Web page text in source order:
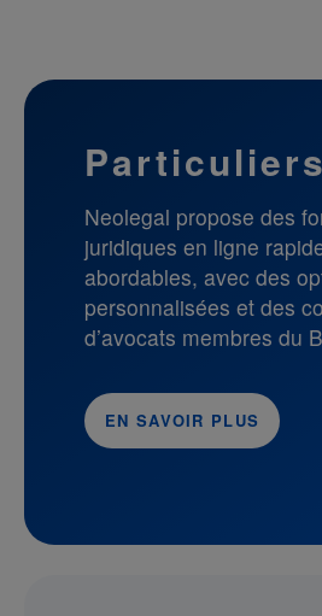
Particuliers
Neolegal propose des
juridiques en ligne
abordables, avec des
personnalisées et des
d’avocats membres du
EN SAVOIR PLUS